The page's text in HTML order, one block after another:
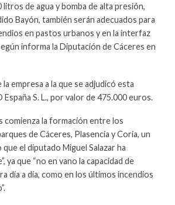
litros de agua y bomba de alta presión,
Bayón, también serán adecuados para
en pastos urbanos y en la interfaz
informa la Diputación de Cáceres en
empresa a la que se adjudicó esta
S. L., por valor de 475.000 euros.
comienza la formación entre los
de Cáceres, Plasencia y Coria, un
el diputado Miguel Salazar ha
ya que “no en vano la capacidad de
día a día, como en los últimos incendios